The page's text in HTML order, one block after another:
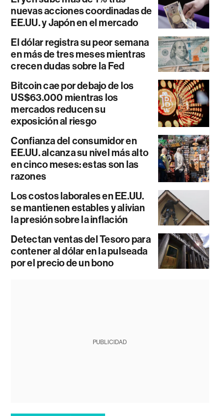
nuevas acciones coordinadas de
EE.UU. y Japón en el mercado
El dólar registra su peor semana
en más de tres meses mientras
crecen dudas sobre la Fed
Bitcoin cae por debajo de los
US$63.000 mientras los
mercados reducen su
exposición al riesgo
Confianza del consumidor en
EE.UU. alcanza su nivel más alto
en cinco meses: estas son las
razones
Los costos laborales en EE.UU.
se mantienen estables y alivian
la presión sobre la inflación
Detectan ventas del Tesoro para
contener al dólar en la pulseada
por el precio de un bono
PUBLICIDAD